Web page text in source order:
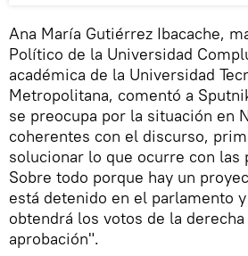
Ana María Gutiérrez Ibacache,
Político de la Universidad
académica de la Universidad
Metropolitana, comentó a
se preocupa por la situación en
coherentes con el discurso,
solucionar lo que ocurre con las
Sobre todo porque hay un
está detenido en el parlamento
obtendrá los votos de la derecha
aprobación".